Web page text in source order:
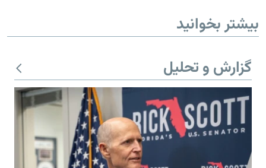
بیشتر بخوانید
گزارش و تحلیل